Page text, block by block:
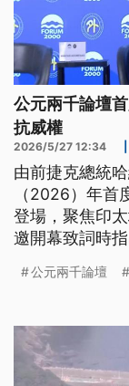
公元兩千論壇
抗威權
2026/5/27 12:34
由前捷克總統
（2026）年首
登場，聚焦印
邀開幕致詞時
日本外務大臣
公元兩千論壇